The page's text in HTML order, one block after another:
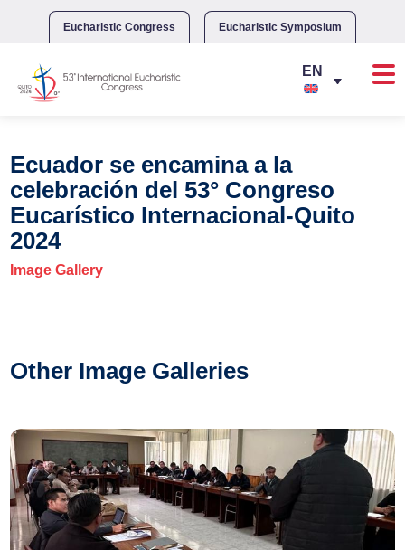
Eucharistic Congress Eucharistic Symposium
Ecuador se encamina a la
celebración del 53° Congreso
Eucarístico Internacional-Quito
2024
Image Gallery
Other Image Galleries